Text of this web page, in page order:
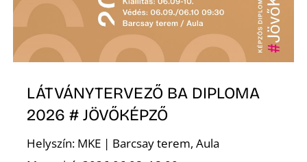
LÁTVÁNYTERVEZŐ BA DIPLOMA
2026 # JÖVŐKÉPZŐ
Helyszín: MKE | Barcsay terem, Aula